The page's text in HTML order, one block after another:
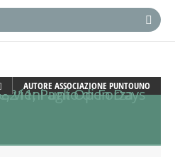
AUTORE ASSOCIAZIONE PUNTOUNO